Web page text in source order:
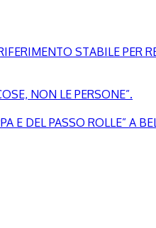
STABILE PER
NON LE PERSONE”.
E DEL PASSO ROLLE” A